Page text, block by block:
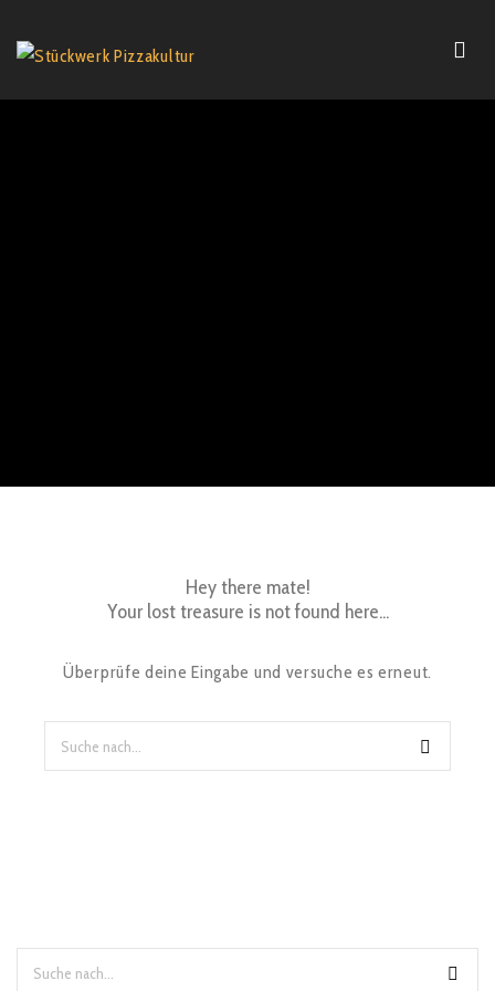
Hey there mate!
Your lost treasure is not found here...
Überprüfe deine Eingabe und versuche es erneut.